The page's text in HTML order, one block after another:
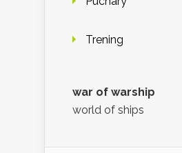
Trening
war of warship
world of ships